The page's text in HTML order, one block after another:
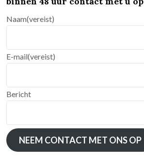
Naam(vereist)
E-mail(vereist)
Bericht
NEEM CONTACT MET ONS OP